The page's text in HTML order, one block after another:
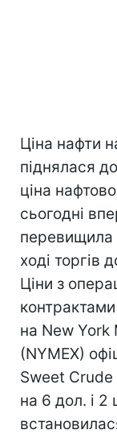
Ціна нафти
піднялася
ціна
сьогодні
перевищила
ході торгів
Ціни з
на New York
(NYMEX)
Sweet Crude
на 6 дол. і 2